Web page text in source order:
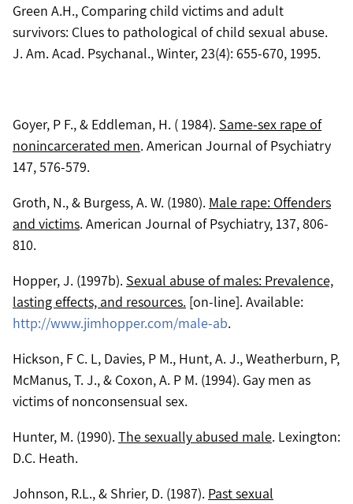
Green A.H., Comparing child victims and adult
survivors: Clues to pathological of child sexual abuse.
J. Am. Acad. Psychanal., Winter, 23(4): 655-670, 1995.
Goyer, P F., & Eddleman, H. ( 1984). Same-sex rape of
nonincarcerated men. American Journal of Psychiatry
147, 576-579.
Groth, N., & Burgess, A. W. (1980). Male rape: Offenders
and victims. American Journal of Psychiatry, 137, 806-
810.
Hopper, J. (1997b). Sexual abuse of males: Prevalence,
lasting effects, and resources. [on-line]. Available:
http://www.jimhopper.com/male-ab.
Hickson, F C. L, Davies, P M., Hunt, A. J., Weatherburn, P,
McManus, T. J., & Coxon, A. P M. (1994). Gay men as
victims of nonconsensual sex.
Hunter, M. (1990). The sexually abused male. Lexington:
D.C. Heath.
Johnson, R.L., & Shrier, D. (1987). Past sexual